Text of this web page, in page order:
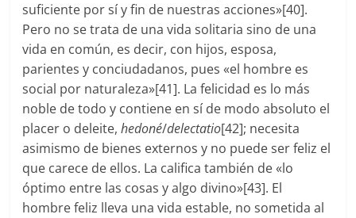
suficiente por sí y fin de nuestras acciones»[40].
Pero no se trata de una vida solitaria sino de una
vida en común, es decir, con hijos, esposa,
parientes y conciudadanos, pues «el hombre es
social por naturaleza»[41]. La felicidad es lo más
noble de todo y contiene en sí de modo absoluto el
placer o deleite,hedoné/delectatio[42]; necesita
asimismo de bienes externos y no puede ser feliz el
que carece de ellos. La califica también de «lo
óptimo entre las cosas y algo divino»[43]. El
hombre feliz lleva una vida estable, no sometida al